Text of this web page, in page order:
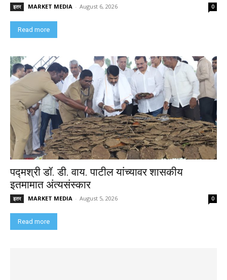
इतर MARKET MEDIA - August 6, 2026 0
Read more
पद्मश्री डॉ. डी. वाय. पाटील यांच्यावर शासकीय
इतमामात अंत्यसंस्कार
इतर MARKET MEDIA - August 5, 2026 0
Read more